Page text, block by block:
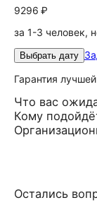
9296 ₽
за 1-3 человек,
Выбрать дату
Гарантия
Что вас
Кому
Остались